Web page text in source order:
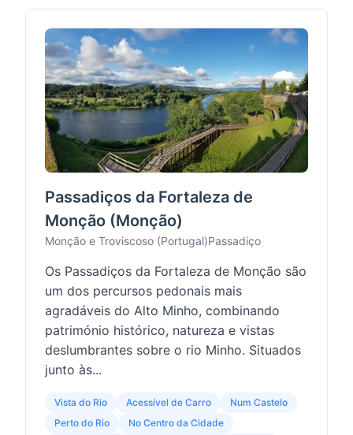
Passadiços da Fortaleza de
Monção (Monção)
Monção e Troviscoso (Portugal)Passadiço
Os Passadiços da Fortaleza de Monção são
um dos percursos pedonais mais
agradáveis do Alto Minho, combinando
património histórico, natureza e vistas
deslumbrantes sobre o rio Minho. Situados
junto às...
Vista do Rio Acessível de Carro
Num Castelo
Perto do Rio
No Centro da Cidade